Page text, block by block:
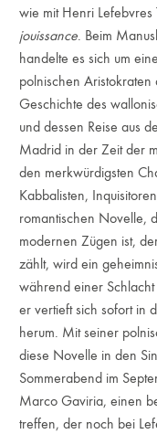
wie mit Henri Lefebvres
jouissance. Beim
handelte es sich um eine
polnischen
Geschichte des
und dessen Reise aus
Madrid in der Zeit der
den merkwürdigsten
Kabbalisten,
romantischen Novelle,
modernen Zügen ist,
zählt, wird ein
während einer
er vertieft sich sofort in
herum. Mit seiner
diese Novelle in den
Sommerabend im
Marco Gaviria, einen
treffen, der noch bei